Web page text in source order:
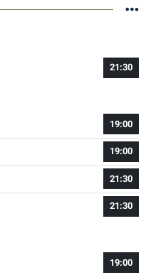
21:30
19:00
19:00
21:30
21:30
19:00